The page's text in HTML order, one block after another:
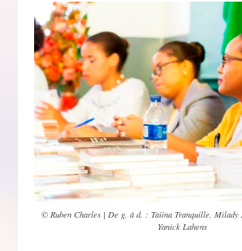
© Ruben Charles | De g. à d. : Taïina Tranquille, Milady
Yanick Lahens